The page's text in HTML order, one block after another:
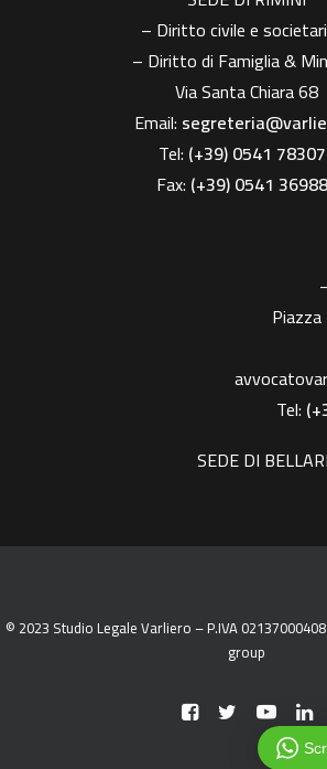
– Diritto civile e
– Diritto di Famiglia &
Via Santa Chiara 68
Email:
Tel: (+39) 0541
Fax: (+39)0541
Tel:
SEDE DI
© 2023 Studio Legale Varliero – P.IVA
group